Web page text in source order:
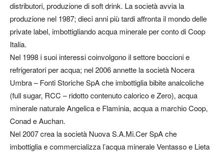
distributori, produzione di soft drink. La società avvia la
produzione nel 1987; dieci anni più tardi affronta il mondo delle
private label, imbottigliando acqua minerale per conto di Coop
Italia.
Nel 1998 i suoi interessi coinvolgono il settore boccioni e
refrigeratori per acqua; nel 2006 annette la società Nocera
Umbra – Fonti Storiche SpA che imbottiglia bibite analcoliche
(full sugar, RCC – ridotto contenuto calorico e Zero), acqua
minerale naturale Angelica e Flaminia, acqua a marchio Coop,
Conad e Auchan.
Nel 2007 crea la società Nuova S.A.Mi.Cer SpA che
imbottiglia e commercializza l’acqua minerale Ventasso e Lieta